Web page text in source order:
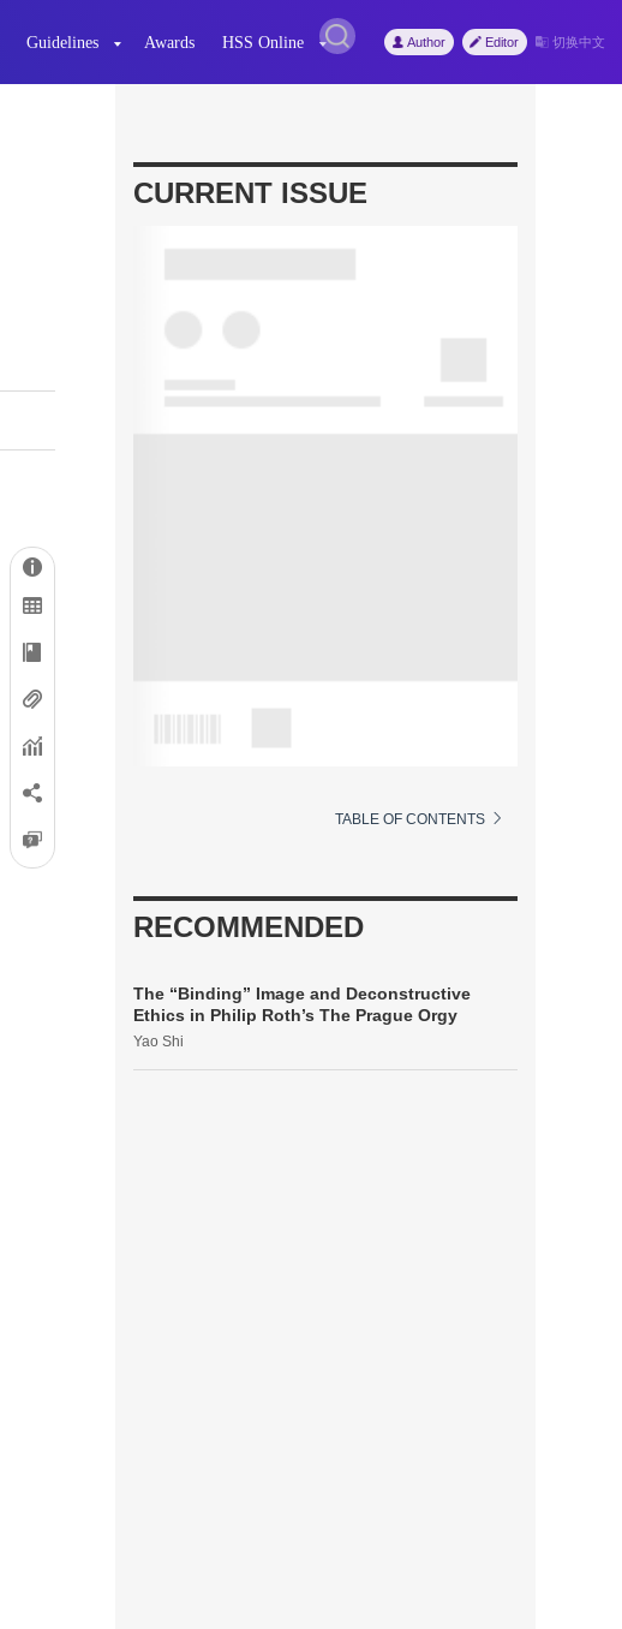
Guidelines Awards HSS Online Author Editor 切换中文
CURRENT ISSUE
TABLE OF CONTENTS
RECOMMENDED
The “Binding” Image and Deconstructive
Ethics in Philip Roth’s The Prague Orgy
Yao Shi